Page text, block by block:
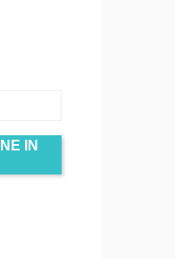
IN